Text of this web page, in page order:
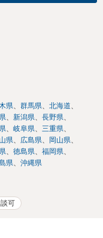
県 群馬県
北海道
新潟県
長野県
岐阜県
三重県
県 広島県
岡山県
徳島県
福岡県
県 沖縄県
可